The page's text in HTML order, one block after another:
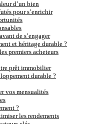
d’un bien
pour s’enrichir
de s’engager
et héritage durable ?
premiers acheteurs
prêt immobilier
durable ?
vos mensualités
?
les rendements